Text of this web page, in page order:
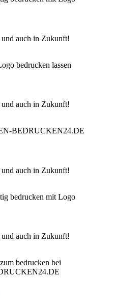
auch in Zukunft!
auch in Zukunft!
auch in Zukunft!
auch in Zukunft!